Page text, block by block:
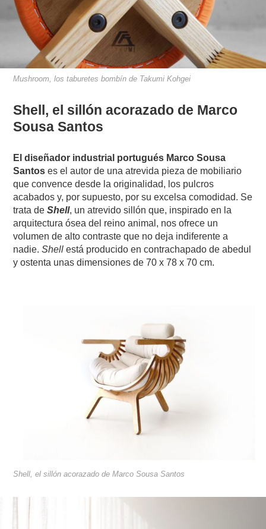
Mushroom, los taburetes bombín de Takumi Kohgei
Shell, el sillón acorazado de Marco
Sousa Santos
El diseñador industrial portugués Marco Sousa
Santos es el autor de una atrevida pieza de mobiliario
que convence desde la originalidad, los pulcros
acabados y, por supuesto, por su excelsa comodidad. Se
trata de Shell, un atrevido sillón que, inspirado en la
arquitectura ósea del reino animal, nos ofrece un
volumen de alto contraste que no deja indiferente a
nadie.Shell está producido en contrachapado de abedul
y ostenta unas dimensiones de 70 x 78 x 70 cm.
Shell, el sillón acorazado de Marco Sousa Santos